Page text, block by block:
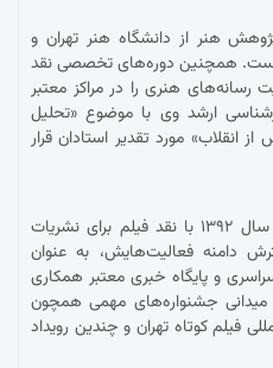
هنر از دانشگاه هنر تهران و
است. همچنین دوره‌های تخصصی نقد
رسانه‌های هنری را در مراکز معتبر
ارشد وی با موضوع «تحلیل
انقلاب» مورد تقدیر استادان قرار
صباحی فعالیت حرفه‌ای خود را از سال ۱۳۹۲ با نقد فیلم برای نشریات
دامنه فعالیت‌هایش، به عنوان
و پایگاه خبری معتبر همکاری
جشنواره‌های مهمی همچون
فیلم کوتاه تهران و چندین رویداد